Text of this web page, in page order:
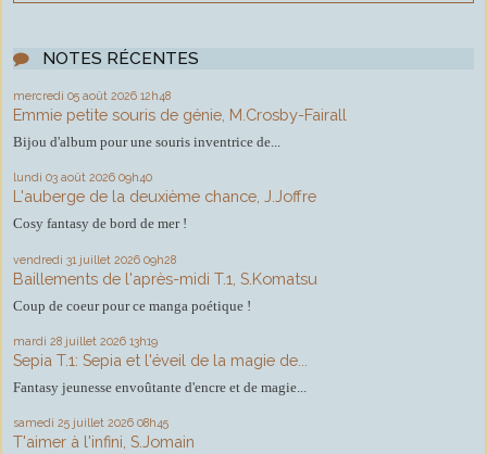
NOTES RÉCENTES
mercredi 05 août 2026 12h48
Emmie petite souris de génie, M.Crosby-Fairall
Bijou d'album pour une souris inventrice de...
lundi 03 août 2026 09h40
L'auberge de la deuxième chance, J.Joffre
Cosy fantasy de bord de mer !
vendredi 31 juillet 2026 09h28
Baillements de l'après-midi T.1, S.Komatsu
Coup de coeur pour ce manga poétique !
mardi 28 juillet 2026 13h19
Sepia T.1: Sepia et l'éveil de la magie de...
Fantasy jeunesse envoûtante d'encre et de magie...
samedi 25 juillet 2026 08h45
T'aimer à l'infini, S.Jomain